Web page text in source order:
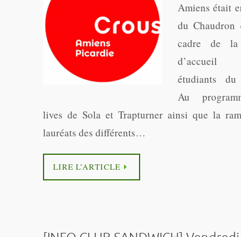
Amiens était
du Chaudron
cadre de la
étudiants du
Au
lives de Sola et Trapturner ainsi que la
lauréats des différents…
LIRE L’ARTICLE